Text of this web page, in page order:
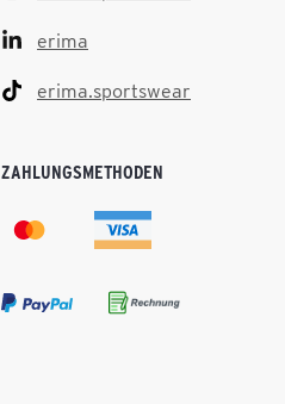
erima
erima.sportswear
ZAHLUNGSMETHODEN